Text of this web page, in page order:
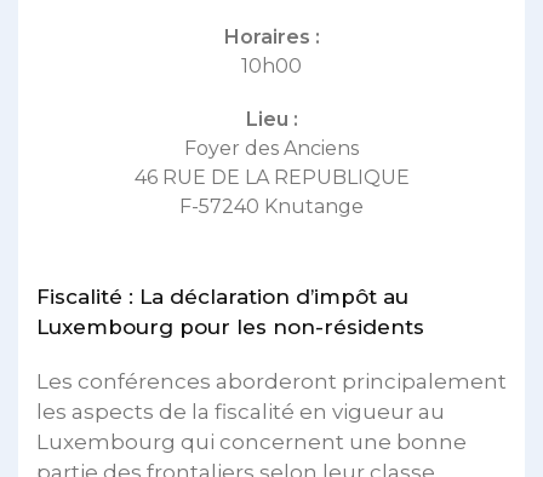
Horaires :
10h00
Lieu :
Foyer des Anciens
46 RUE DE LA REPUBLIQUE
F-57240 Knutange
Fiscalité : La déclaration d’impôt au
Luxembourg pour les non-résidents
Les conférences aborderont principalement
les aspects de la fiscalité en vigueur au
Luxembourg qui concernent une bonne
partie des frontaliers selon leur classe